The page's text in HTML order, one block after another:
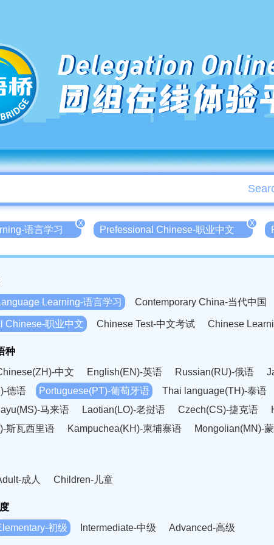
Delegation
团组在线体验
语言学习
X
Prefessional Chinese-职业中文
X
Learning-语言学习 Contemporary China-当代中国
Chinese-职业中文 Chinese Test-中文考试 Chinese
种
中文 English(EN)-英语 Russian(RU)-俄语
德语
Portuguese(PT)-葡萄牙语 Thai language(TH)-泰语
马来语
Laotian(LO)-老挝语 Czech(CS)-捷克语
斯瓦西里语
Kampuchea(KH)-柬埔寨语 Mongolian(MN)-
成人 Children-儿童
初级 Intermediate-中级 Advanced-高级